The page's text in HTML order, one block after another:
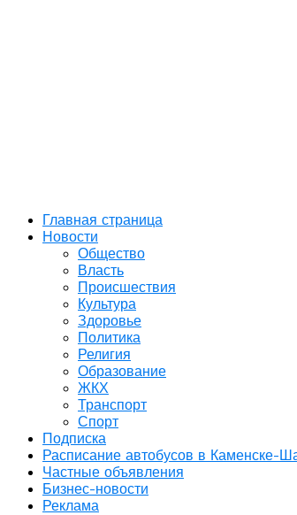
Главная страница
Новости
Общество
Власть
Происшествия
Культура
Здоровье
Политика
Религия
Образование
ЖКХ
Транспорт
Спорт
Подписка
Расписание автобусов в Каменске-
Частные объявления
Бизнес-новости
Реклама